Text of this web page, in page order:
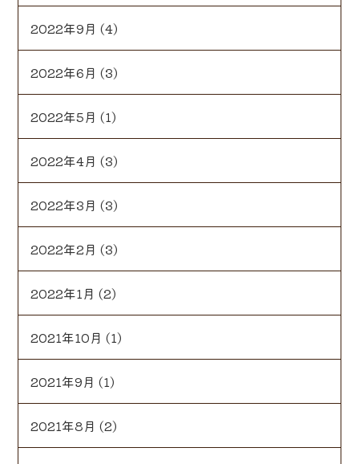
2022年9月 (4)
2022年6月 (3)
2022年5月 (1)
2022年4月 (3)
2022年3月 (3)
2022年2月 (3)
2022年1月 (2)
2021年10月 (1)
2021年9月 (1)
2021年8月 (2)